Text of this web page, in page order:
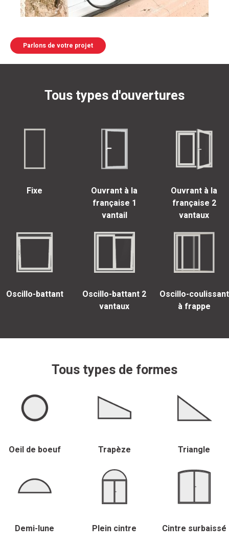
Parlons de votre projet
Tous types d'ouvertures
Fixe
Ouvrant à la
française 1
vantail
Ouvrant à la
française 2
vantaux
Oscillo-battant
Oscillo-battant 2
vantaux
Oscillo-coulissant
à frappe
Tous types de formes
Oeil de boeuf Trapèze Triangle
Demi-lune Plein cintre Cintre surbaissé